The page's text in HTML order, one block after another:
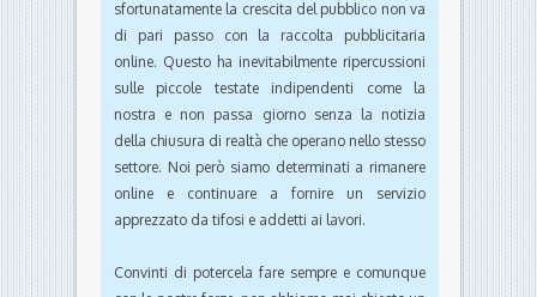
sfortunatamente la crescita del pubblico non va
di pari passo con la raccolta pubblicitaria
online. Questo ha inevitabilmente ripercussioni
sulle piccole testate indipendenti come la
nostra e non passa giorno senza la notizia
della chiusura di realtà che operano nello stesso
settore. Noi però siamo determinati a rimanere
online e continuare a fornire un servizio
apprezzato da tifosi e addetti ai lavori.
Convinti di potercela fare sempre e comunque